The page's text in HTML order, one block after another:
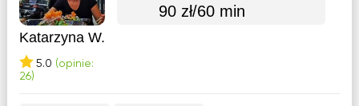
Katarzyna W.
5.0 (opinie:
26)
90 zł/60 min